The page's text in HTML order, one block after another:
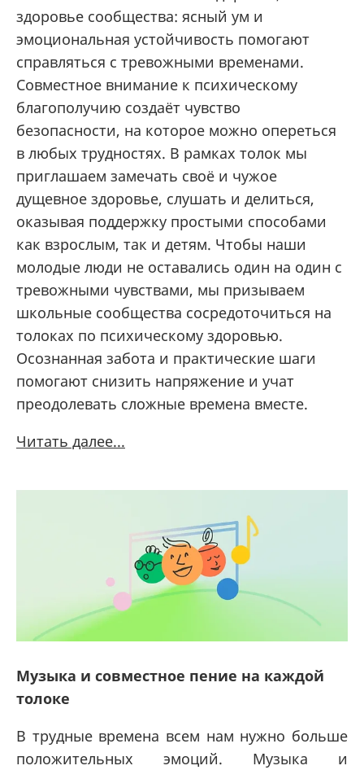
здоровье сообщества: ясный ум и
эмоциональная устойчивость помогают
справляться с тревожными временами.
Совместное внимание к психическому
благополучию создаёт чувство
безопасности, на которое можно опереться
в любых трудностях. В рамках толок мы
приглашаем замечать своё и чужое
дущевное здоровье, слушать и делиться,
оказывая поддержку простыми способами
как взрослым, так и детям. Чтобы наши
молодые люди не оставались один на один с
тревожными чувствами, мы призываем
школьные сообщества сосредоточиться на
толоках по психическому здоровью.
Осознанная забота и практические шаги
помогают снизить напряжение и учат
преодолевать сложные времена вместе.
Читать далее...
Музыка и совместное пение на каждой
толоке
В трудные времена всем нам нужно больше
положительных эмоций. Музыка и